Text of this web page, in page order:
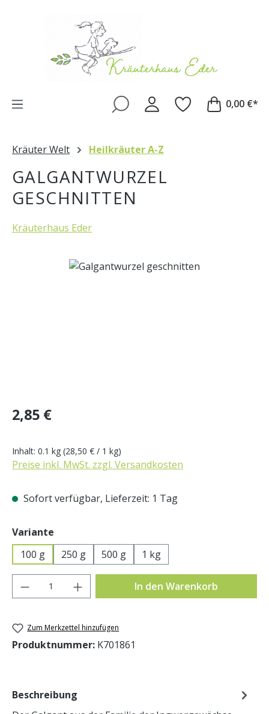
0,00 €*
Kräuter Welt Heilkräuter A-Z
GALGANTWURZEL
GESCHNITTEN
Kräuterhaus Eder
Bildergalerie überspringen
Regulärer Preis:
2,85 €
Inhalt: 0.1 kg (28,50 € / 1 kg)
Preise inkl. MwSt. zzgl. Versandkosten
Sofort verfügbar, Lieferzeit: 1 Tag
Variante
100 g
250 g 500 g 1 kg
Produkt Anzahl: Gib den gewünschten
In den Warenkorb
Zum Merkzettel hinzufügen
Produktnummer: K701861
Beschreibung